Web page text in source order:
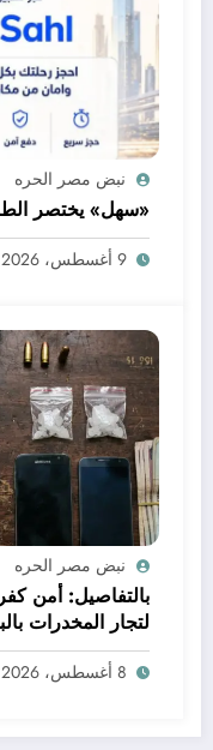
نبض مصر الحره
«سهل» يختصر
9 أغسطس، 2026
نبض مصر الحره
بالتفاصيل: أمن
لتجار المخدرات
8 أغسطس، 2026